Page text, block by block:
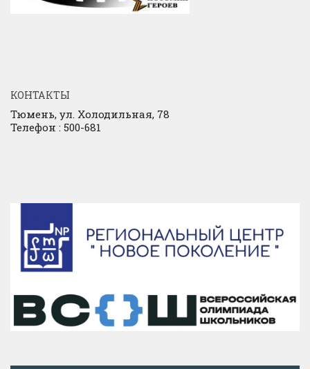
КОНТАКТЫ
Тюмень, ул. Холодильная, 78
Телефон : 500-681